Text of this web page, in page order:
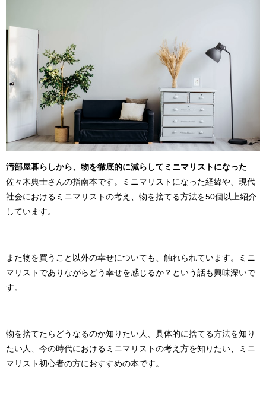
汚部屋暮らしから、物を徹底的に減らしてミニマリストになった
佐々木典士さんの指南本です。ミニマリストになった経緯や、現代
社会におけるミニマリストの考え、物を捨てる方法を50個以上紹介
しています。
また物を買うこと以外の幸せについても、触れられています。ミニ
マリストでありながらどう幸せを感じるか？という話も興味深いで
す。
物を捨てたらどうなるのか知りたい人、具体的に捨てる方法を知り
たい人、今の時代におけるミニマリストの考え方を知りたい、ミニ
マリスト初心者の方におすすめの本です。